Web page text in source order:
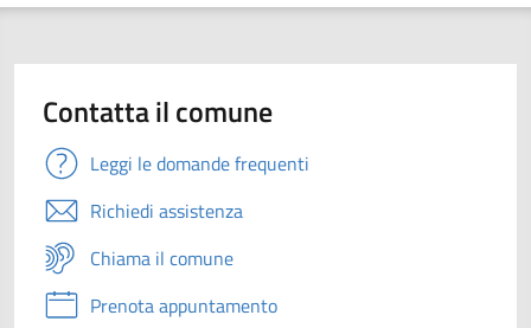
Contatta il comune
Leggi le domande frequenti
Richiedi assistenza
Chiama il comune
Prenota appuntamento